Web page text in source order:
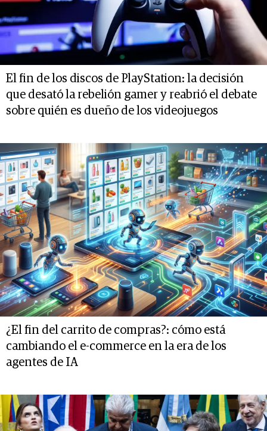
El fin de los discos de PlayStation: la decisión
que desató la rebelión gamer y reabrió el debate
sobre quién es dueño de los videojuegos
¿El fin del carrito de compras?: cómo está
cambiando el e-commerce en la era de los
agentes de IA